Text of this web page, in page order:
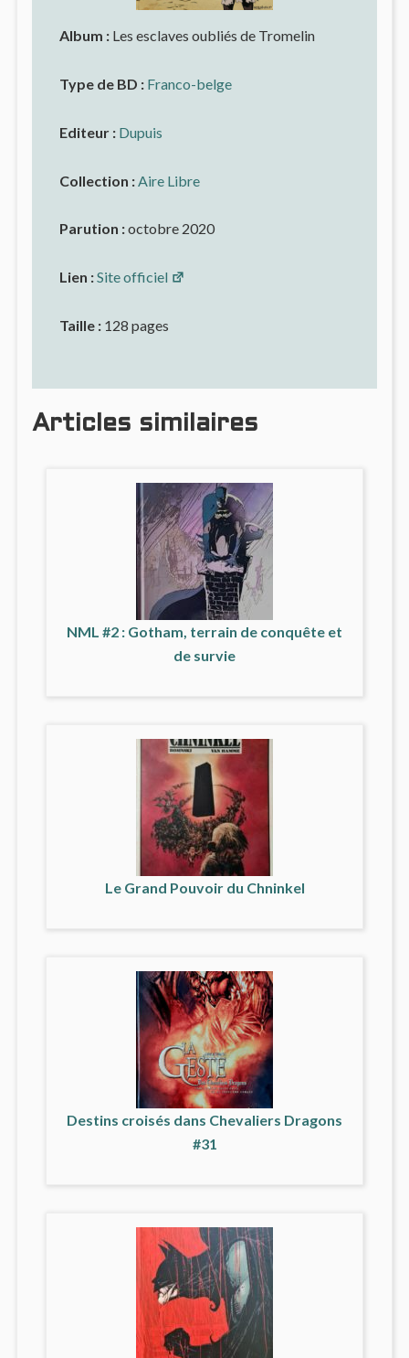
Album : Les esclaves oubliés de Tromelin
Type de BD : Franco-belge
Editeur : Dupuis
Collection : Aire Libre
Parution :octobre 2020
Lien :Site officiel
Taille : 128 pages
Articles similaires
NML #2 : Gotham, terrain de conquête et
de survie
Le Grand Pouvoir du Chninkel
Destins croisés dans Chevaliers Dragons
#31